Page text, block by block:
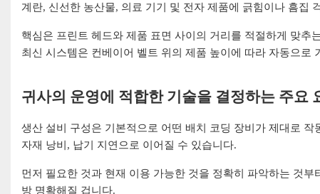
계란, 신선한 농산물, 의료 기기 및 전자 제품에 긁힘이나 흠집
핵심은 프린트 헤드와 제품 표면 사이의 거리를 적절하게 맞
최신 시스템은 컨베이어 벨트 위의 제품 높이에 따라 자동으로
귀사의 운영에 적합한 기술을 결정하는 주요
생산 설비 구성은 기본적으로 어떤 배치 코딩 장비가 제대로
자재 낭비, 납기 지연으로 이어질 수 있습니다.
먼저 필요한 것과 현재 이용 가능한 것을 정확히 파악하는 것
방 명확해질 겁니다.